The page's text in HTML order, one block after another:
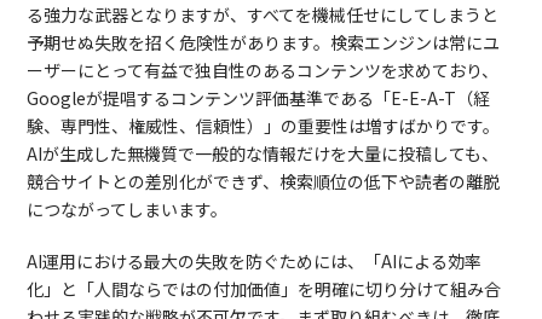
る強力な武器となりますが、すべてを機械任せにしてしまうと
予期せぬ失敗を招く危険性があります。検索エンジンは常にユ
ーザーにとって有益で独自性のあるコンテンツを求めており、
Googleが提唱するコンテンツ評価基準である「E-E-A-T（経
験、専門性、権威性、信頼性）」の重要性は増すばかりです。
AIが生成した無機質で一般的な情報だけを大量に投稿しても、
競合サイトとの差別化ができず、検索順位の低下や読者の離脱
につながってしまいます。
AI運用における最大の失敗を防ぐためには、「AIによる効率
化」と「人間ならではの付加価値」を明確に切り分けて組み合